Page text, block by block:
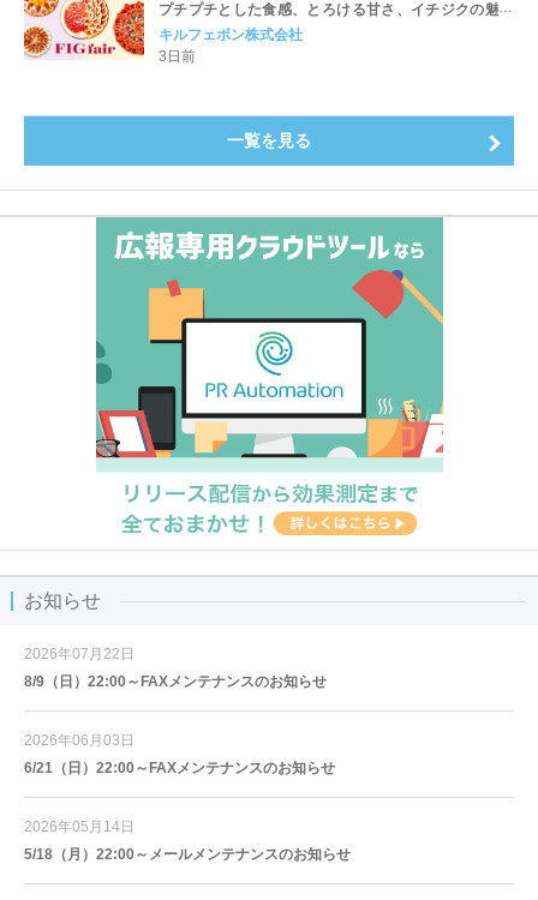
プチプチとした食感、とろける甘さ、イチジクの魅力
をたっぷりと。新作を含め、イチジク尽くしの全4種が
登場8月20日（木）スタート
キルフェボン株式会社
3日前
一覧を見る
お知らせ
2026年07月22日
8/9（日）22:00～FAXメンテナンスのお知らせ
2026年06月03日
6/21（日）22:00～FAXメンテナンスのお知らせ
2026年05月14日
5/18（月）22:00～メールメンテナンスのお知らせ